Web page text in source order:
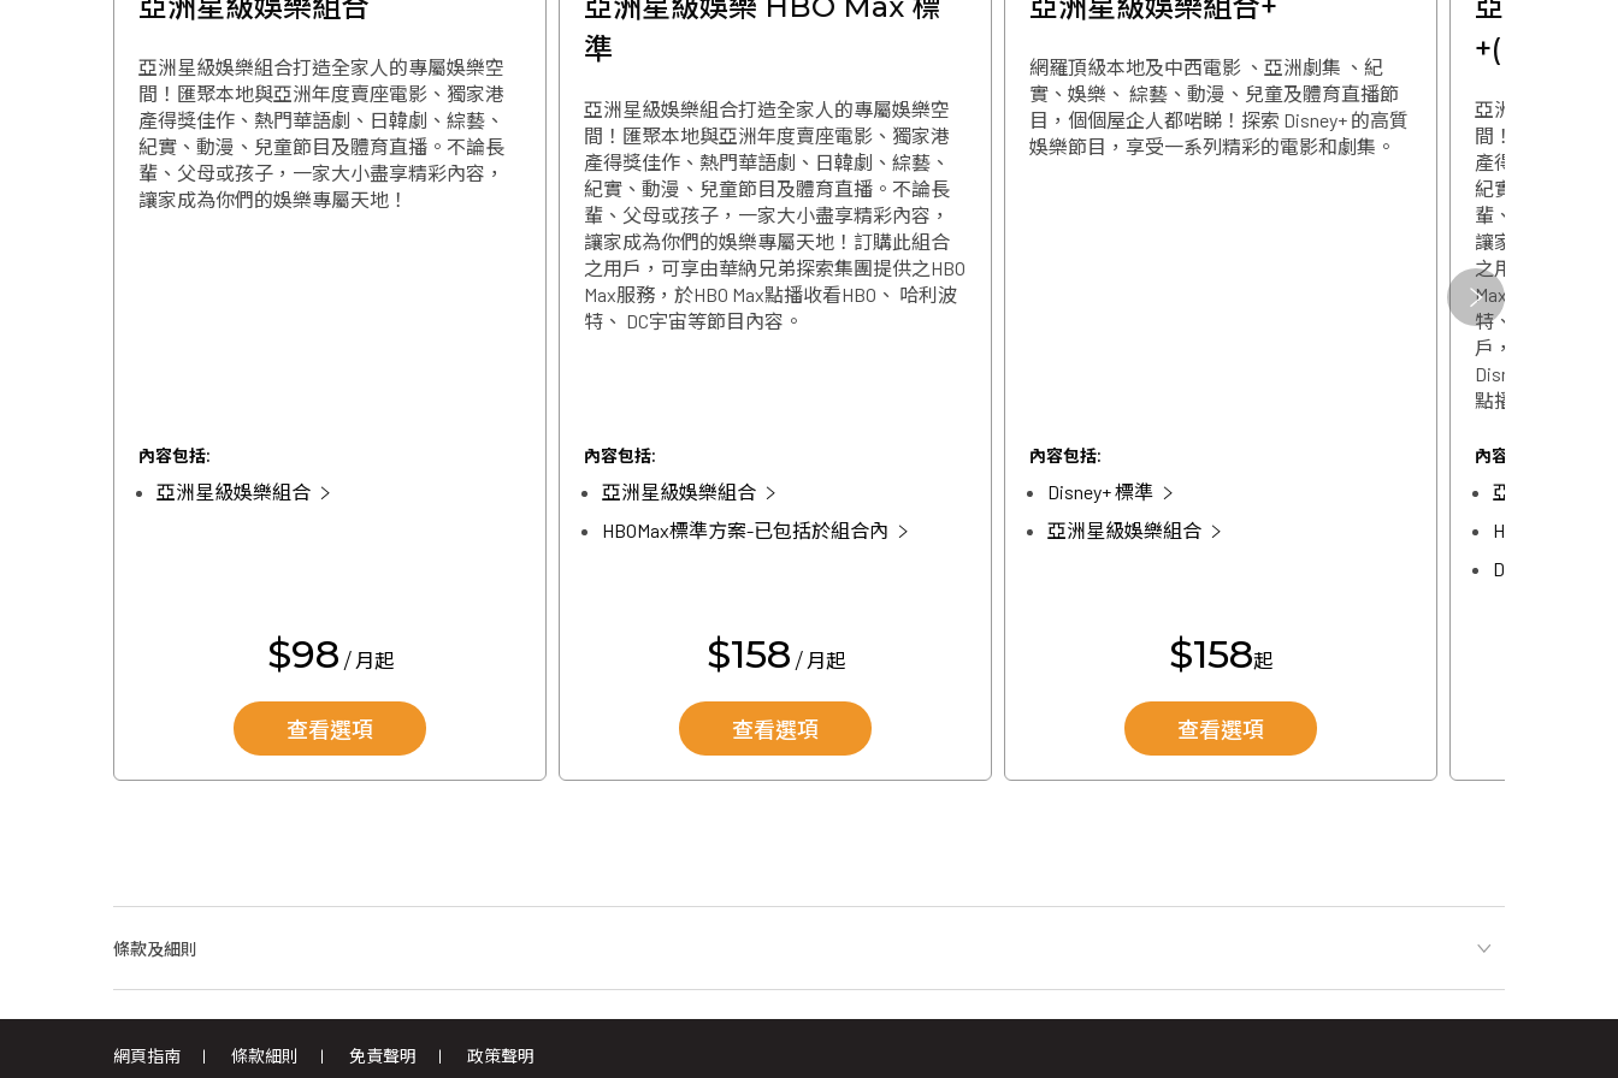
亞洲星級娛樂組合打造全家人的專屬娛樂空
間！匯聚本地與亞洲年度賣座電影、獨家港
產得獎佳作、熱門華語劇、日韓劇、綜藝、
紀實、動漫、兒童節目及體育直播。不論長
輩、父母或孩子，一家大小盡享精彩內容，
讓家成為你們的娛樂專屬天地！
內容包括:
亞洲星級娛樂組合
$98 / 月起
查看選項
準
亞洲星級娛樂組合打造全家人的專屬娛樂空
間！匯聚本地與亞洲年度賣座電影、獨家港
產得獎佳作、熱門華語劇、日韓劇、綜藝、
紀實、動漫、兒童節目及體育直播。不論長
輩、父母或孩子，一家大小盡享精彩內容，
讓家成為你們的娛樂專屬天地！訂購此組合
之用戶，可享由華納兄弟探索集團提供之HBO
Max服務，於HBO Max點播收看HBO、 哈利波
特、 DC宇宙等節目內容。
內容包括:
亞洲星級娛樂組合
HBOMax標準方案-已包括於組合內
$158 / 月起
查看選項
網羅頂級本地及中西電影 、亞洲劇集 、紀
實、娛樂、 綜藝、動漫、兒童及體育直播節
目，個個屋企人都啱睇！探索 Disney+ 的高質
娛樂節目，享受一系列精彩的電影和劇集。
內容包括:
Disney+ 標準
亞洲星級娛樂組合
$158起
查看選項
亞洲星級娛樂組
間！匯聚本地與
產得獎佳作、熱
紀實、動漫、兒
輩、父母或孩子
讓家成為你們的
之用戶，可享由
Max服務，於
特、 DC宇宙等
戶，可享由華特
Disney+ 應用程
點播收看
內容包括:
亞洲星級娛樂
HBOMax標準
Disney+ 標準
條款及細則
網頁指南 條款細則 免責聲明 政策聲明
關閉